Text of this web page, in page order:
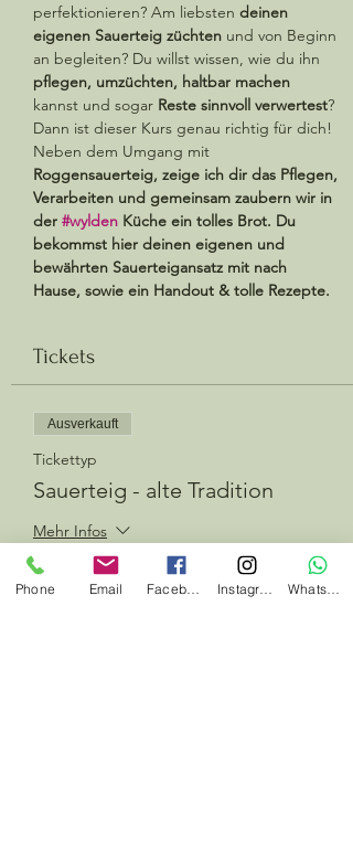
perfektionieren? Am liebsten deinen
eigenen Sauerteig züchten und von Beginn
an begleiten? Du willst wissen, wie du ihn
pflegen, umzüchten, haltbar machen
kannst und sogar Reste sinnvoll verwertest?
Dann ist dieser Kurs genau richtig für dich!
Neben dem Umgang mit
Roggensauerteig, zeige ich dir das Pflegen,
Verarbeiten und gemeinsam zaubern wir in
der #wylden Küche ein tolles Brot. Du
bekommst hier deinen eigenen und
bewährten Sauerteigansatz mit nach
Hause, sowie ein Handout & tolle Rezepte.
Tickets
Ausverkauft
Tickettyp
Sauerteig - alte Tradition
Mehr Infos
Preis
Phone Email